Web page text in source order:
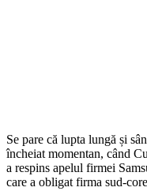
Se pare că lupta lungă și
încheiat momentan, când
a respins apelul firmei
care a obligat firma sud-